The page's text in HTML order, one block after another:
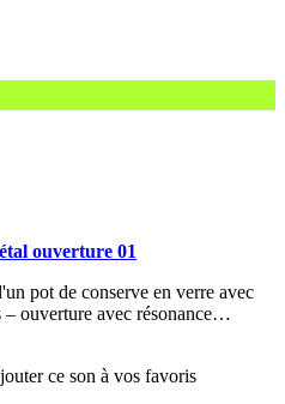
ouverture 01
pot de conserve en verre avec
ouverture avec résonance…